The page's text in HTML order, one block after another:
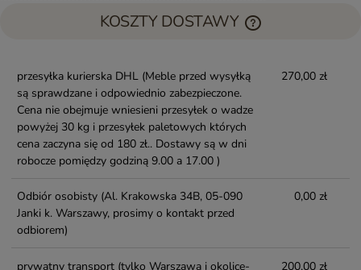
KOSZTY DOSTAWY
przesyłka kurierska DHL (Meble przed wysyłką
są sprawdzane i odpowiednio zabezpieczone.
Cena nie obejmuje wniesieni przesyłek o wadze
powyżej 30 kg i przesyłek paletowych których
cena zaczyna się od 180 zł.. Dostawy są w dni
robocze pomiędzy godziną 9.00 a 17.00 )
270,00 zł
Odbiór osobisty (Al. Krakowska 34B, 05-090
Janki k. Warszawy, prosimy o kontakt przed
odbiorem)
0,00 zł
prywatny transport (tylko Warszawa i okolice-
200,00 zł